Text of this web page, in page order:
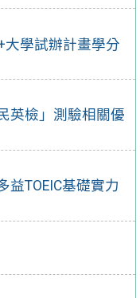
大學試辦計畫學分
英檢」測驗相關優
益TOEIC基礎實力